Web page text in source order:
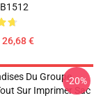
26,68 €
Du Groupe
Sur Imprimer Sac
-20%